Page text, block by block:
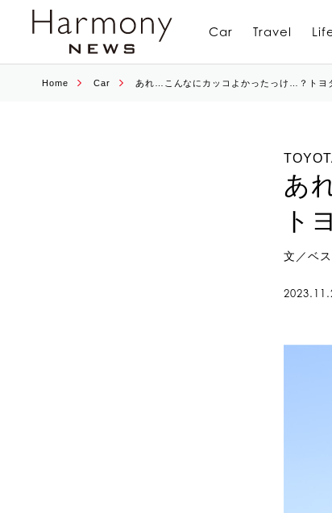
Car Travel
Home Car あれ…こんなにカッコよかったっけ…？トヨ
あ
ト
文／ベ